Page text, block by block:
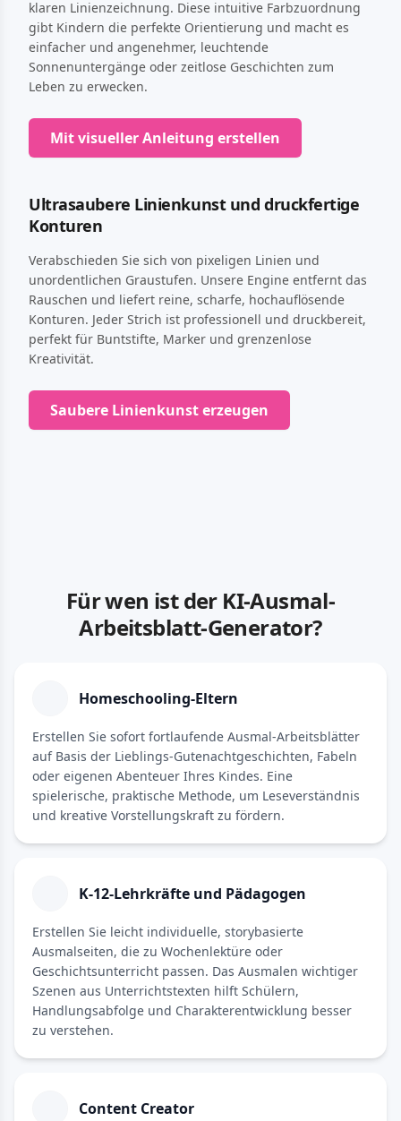
klaren Linienzeichnung. Diese intuitive Farbzuordnung
gibt Kindern die perfekte Orientierung und macht es
einfacher und angenehmer, leuchtende
Sonnenuntergänge oder zeitlose Geschichten zum
Leben zu erwecken.
Mit visueller Anleitung erstellen
Ultrasaubere Linienkunst und druckfertige
Konturen
Verabschieden Sie sich von pixeligen Linien und
unordentlichen Graustufen. Unsere Engine entfernt das
Rauschen und liefert reine, scharfe, hochauflösende
Konturen. Jeder Strich ist professionell und druckbereit,
perfekt für Buntstifte, Marker und grenzenlose
Kreativität.
Saubere Linienkunst erzeugen
Für wen ist der KI-Ausmal-
Arbeitsblatt-Generator?
Homeschooling-Eltern
Erstellen Sie sofort fortlaufende Ausmal-Arbeitsblätter
auf Basis der Lieblings-Gutenachtgeschichten, Fabeln
oder eigenen Abenteuer Ihres Kindes. Eine
spielerische, praktische Methode, um Leseverständnis
und kreative Vorstellungskraft zu fördern.
K-12-Lehrkräfte und Pädagogen
Erstellen Sie leicht individuelle, storybasierte
Ausmalseiten, die zu Wochenlektüre oder
Geschichtsunterricht passen. Das Ausmalen wichtiger
Szenen aus Unterrichtstexten hilft Schülern,
Handlungsabfolge und Charakterentwicklung besser
zu verstehen.
Content Creator